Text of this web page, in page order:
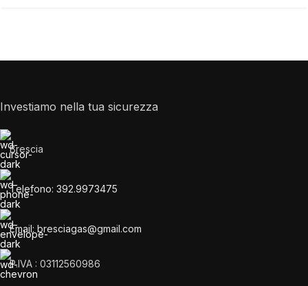
Investiamo nella tua sicurezza
Brescia
Telefono: 392.9973475
Email: bresciagas@gmail.com
P.IVA : 03112560986